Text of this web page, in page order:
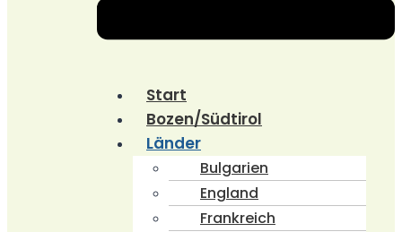
Start
Bozen/Südtirol
Länder
Bulgarien
England
Frankreich